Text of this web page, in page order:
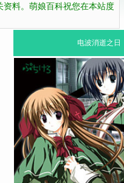
资料。萌娘百科祝您在本站度
电波消逝之日